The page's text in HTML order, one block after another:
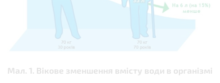
Мал. 1. Вікове зменшення вмісту води в організмі